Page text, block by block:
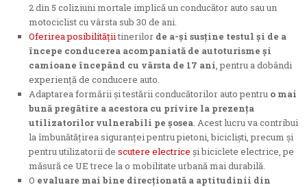
2 din 5 coliziuni mortale implică un conducător auto sau un
motociclist cu vârsta sub 30 de ani.
Oferirea posibilitățiitinerilor de a-și susține testul și de a
începe conducerea acompaniată de autoturisme și
camioane începând cu vârsta de 17 ani , pentru a dobândi
experiență de conducere auto.
Adaptarea formării și testării conducătorilor auto pentru o mai
bună pregătire a acestora cu privire la prezența
utilizatorilor vulnerabili pe șosea. Acest lucru va contribui
la îmbunătățirea siguranței pentru pietoni, bicicliști, precum și
pentru utilizatorii de scutere electrice și biciclete electrice, pe
măsură ce UE trece la o mobilitate urbană mai durabilă.
O evaluare mai bine direcționată a aptitudinii din